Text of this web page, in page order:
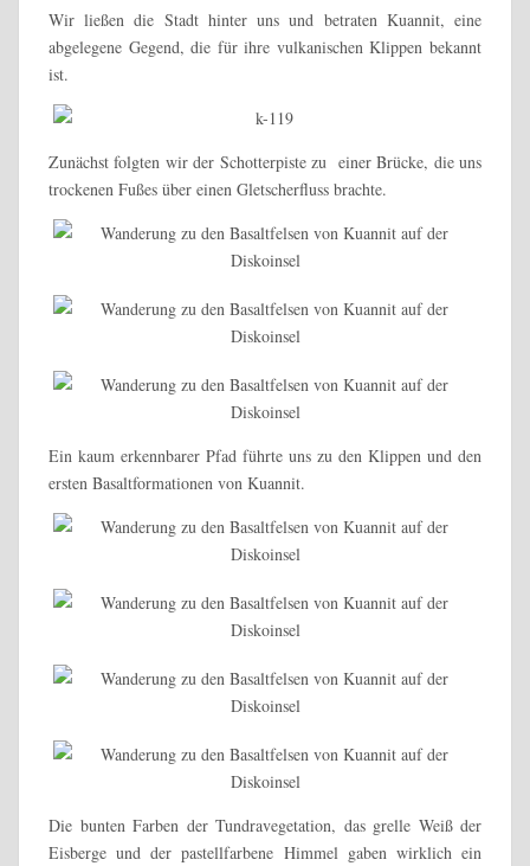
Wir ließen die Stadt hinter uns und betraten Kuannit, eine
abgelegene Gegend, die für ihre vulkanischen Klippen bekannt
ist.
Zunächst folgten wir der Schotterpiste zu einer Brücke, die uns
trockenen Fußes über einen Gletscherfluss brachte.
Ein kaum erkennbarer Pfad führte uns zu den Klippen und den
ersten Basaltformationen von Kuannit.
Die bunten Farben der Tundravegetation, das grelle Weiß der
Eisberge und der pastellfarbene Himmel gaben wirklich ein